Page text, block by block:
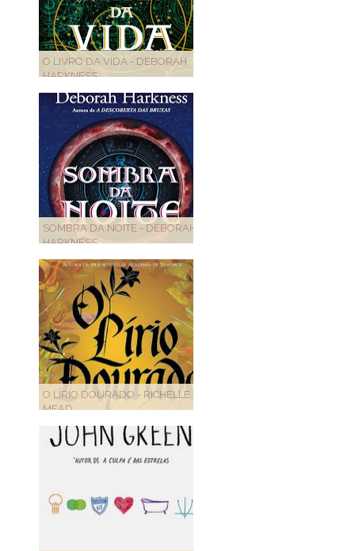
O LIVRO DA VIDA - DEBORAH
HARKNESS
SOMBRA DA NOITE - DEBORAH
HARKNESS
O LÍRIO DOURADO - RICHELLE
MEAD